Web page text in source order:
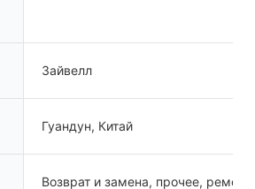
Зайвелл
Гуандун, Китай
Возврат и замена, прочее,